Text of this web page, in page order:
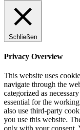
Schließen
Privacy Overview
This website uses
navigate through the
categorized as
essential for the
also use third-party
you use this website.
only with your consent.